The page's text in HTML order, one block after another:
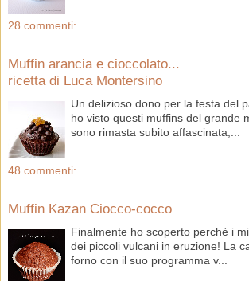
28 commenti:
Muffin arancia e cioccolato...
ricetta di Luca Montersino
Un delizioso dono per la festa del
ho visto questi muffins del grande
sono rimasta subito affascinata;...
48 commenti:
Muffin Kazan Ciocco-cocco
Finalmente ho scoperto perchè i
dei piccoli vulcani in eruzione! La
forno con il suo programma v...